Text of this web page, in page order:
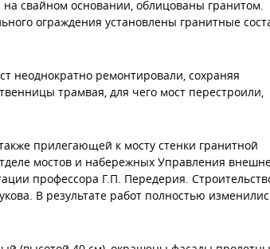
свайном основании, облицованы гранитом.
ограждения установлены гранитные
неоднократно ремонтировали, сохраняя
трамвая, для чего мост перестроили,
прилегающей к мосту стенки гранитной
мостов и набережных Управления
профессора Г.П. Передерия.
В результате работ полностью